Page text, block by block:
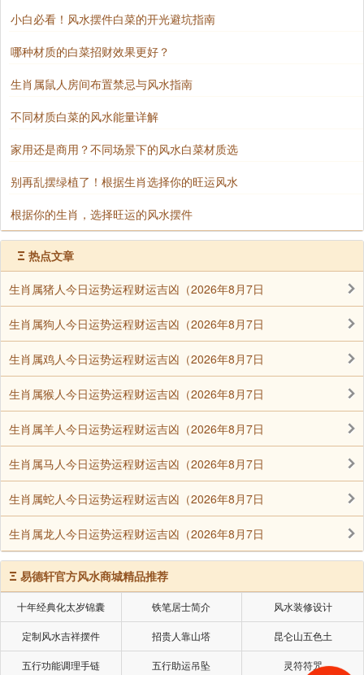
人困惑的问题。根据朱砂手串的功效和女生的习俗，建
议戴在左手或右手。无论是哪只手，佩戴朱砂手串都应
和保养。这样，您才能充分发挥手链的辟邪功效，保护
自己的身体和心灵。
声明：部分内容来于网络，如有侵权，请联系我们删除！以上内容，并
不代表易德轩观点。
小白必看！风水摆件白菜的开光避坑指南
哪种材质的白菜招财效果更好？
生肖属鼠人房间布置禁忌与风水指南
不同材质白菜的风水能量详解
家用还是商用？不同场景下的风水白菜材质选
别再乱摆绿植了！根据生肖选择你的旺运风水
根据你的生肖，选择旺运的风水摆件
Ξ 热点文章
生肖属猪人今日运势运程财运吉凶（2026年8月7日
生肖属狗人今日运势运程财运吉凶（2026年8月7日
生肖属鸡人今日运势运程财运吉凶（2026年8月7日
生肖属猴人今日运势运程财运吉凶（2026年8月7日
生肖属羊人今日运势运程财运吉凶（2026年8月7日
生肖属马人今日运势运程财运吉凶（2026年8月7日
生肖属蛇人今日运势运程财运吉凶（2026年8月7日
生肖属龙人今日运势运程财运吉凶（2026年8月7日
Ξ 易德轩官方风水商城精品推荐
十年经典化太岁锦囊 铁笔居士简介 风水装修设计
定制风水吉祥摆件 招贵人靠山塔 昆仑山五色土
五行功能调理手链 五行助运吊坠 灵符符咒